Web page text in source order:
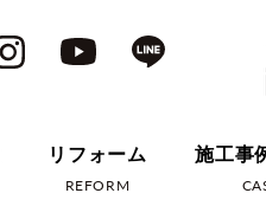
リフォーム
REFORM
施工事